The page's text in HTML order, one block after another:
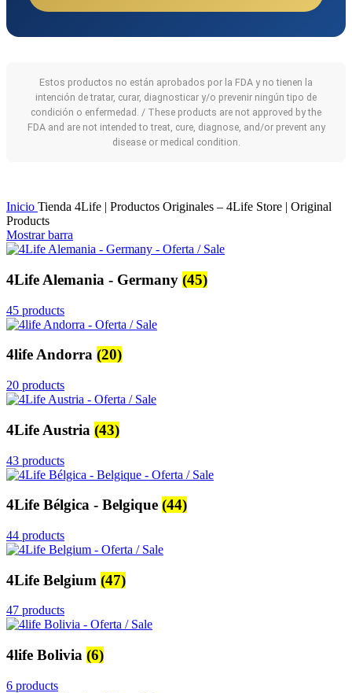
Estos productos no están aprobados por la FDA y no tienen la
intención de tratar, curar, diagnosticar y/o prevenir ningún tipo de
condición o enfermedad. / These products are not approved by the
FDA and are not intended to treat, cure, diagnose, and/or prevent any
disease or medical condition.
Inicio Tienda 4Life | Productos Originales – 4Life Store | Original
Products
Mostrar barra
4Life Alemania - Germany (45)
45 products
4life Andorra (20)
20 products
4Life Austria (43)
43 products
4Life Bélgica - Belgique (44)
44 products
4Life Belgium (47)
47 products
4life Bolivia (6)
6 products